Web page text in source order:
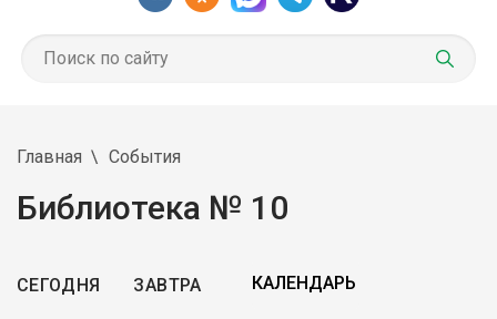
Главная События
Библиотека № 10
СЕГОДНЯ ЗАВТРА